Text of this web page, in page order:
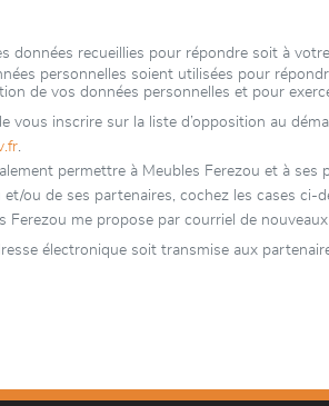
données recueillies pour répondre soit à
personnelles soient utilisées pour
de vos données personnelles et pour
vous inscrire sur la liste d’opposition au
.
permettre à Meubles Ferezou et à
ou de ses partenaires, cochez les cases ci-
Ferezou me propose par courriel de
électronique soit transmise aux